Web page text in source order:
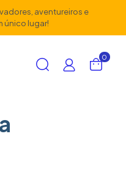
aventureiros e
único lugar!
0